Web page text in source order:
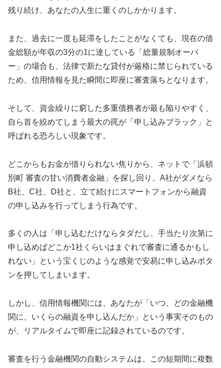
残り続け、あなたの人生に重くのしかかります。
また、過去に一度も延滞をしたことがなくても、現在の借
金総額が年収の3分の1に達している「総量規制オーバ
ー」の場合も、法律で新たな貸付が厳格に禁じられている
ため、信用情報を見た瞬間に即座に審査落ちとなります。
そして、資金繰りに窮した多重債務者が最も陥りやすく、
自ら首を絞めてしまう最大の罠が「申し込みブラック」と
呼ばれる恐ろしい現象です。
どこからもお金が借りられない焦りから、ネットで「浜頓
別町 審査の甘い消費者金融」を探し回り、A社がダメなら
B社、C社、D社と、立て続けにスマートフォンから融資
の申し込みを行ってしまう行為です。
多くの人は「申し込むだけならタダだし、手当たり次第に
申し込めばどこか1社くらいはまぐれで審査に通るかもし
れない」という宝くじのような感覚で安易に申し込みボタ
ンを押してしまいます。
しかし、信用情報機関には、あなたが「いつ、どの金融機
関に、いくらの融資を申し込んだか」という事実そのもの
が、リアルタイムで即座に記録されているのです。
審査を行う金融機関の自動システムは、この短期間に複数